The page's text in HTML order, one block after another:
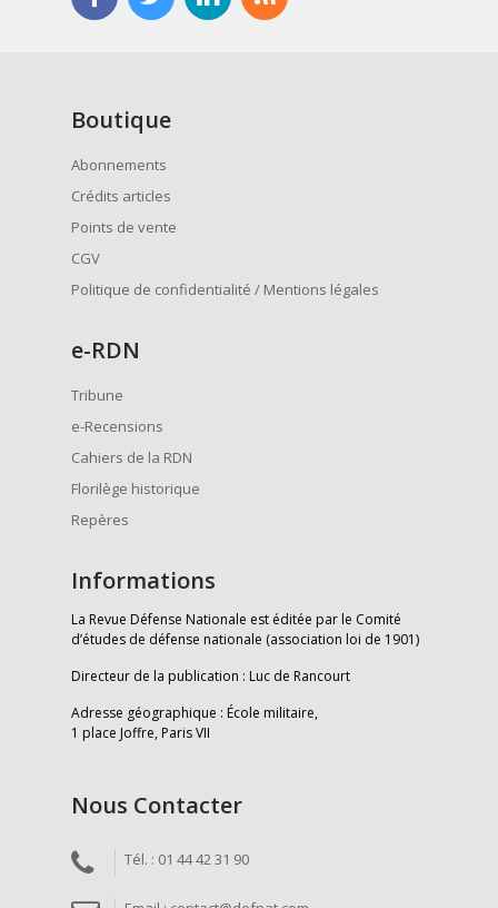
Boutique
Abonnements
Crédits articles
Points de vente
CGV
Politique de confidentialité / Mentions légales
e-RDN
Tribune
e-Recensions
Cahiers de la RDN
Florilège historique
Repères
Informations
La Revue Défense Nationale est éditée par le Comité
d’études de défense nationale (association loi de 1901)
Directeur de la publication : Luc de Rancourt
Adresse géographique : École militaire,
1 place Joffre, Paris VII
Nous Contacter
Tél. : 01 44 42 31 90